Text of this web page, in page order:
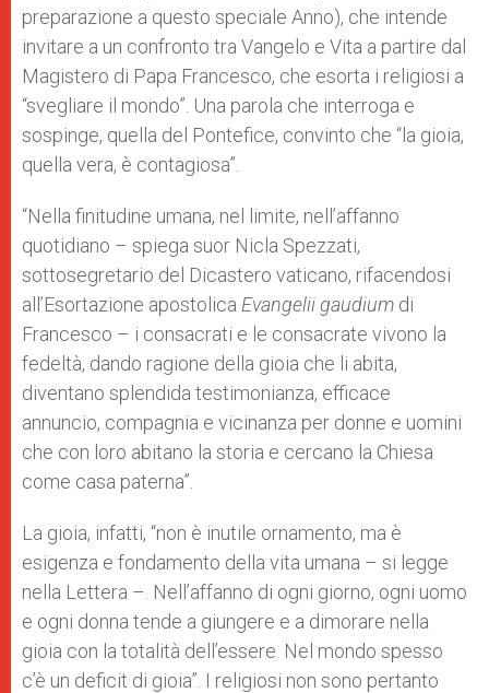
preparazione a questo speciale Anno), che intende
invitare a un confronto tra Vangelo e Vita a partire dal
Magistero di Papa Francesco, che esorta i religiosi a
“svegliare il mondo”. Una parola che interroga e
sospinge, quella del Pontefice, convinto che “la gioia,
quella vera, è contagiosa”.
“Nella finitudine umana, nel limite, nell’affanno
quotidiano – spiega suor Nicla Spezzati,
sottosegretario del Dicastero vaticano, rifacendosi
all’Esortazione apostolica Evangelii gaudium di
Francesco – i consacrati e le consacrate vivono la
fedeltà, dando ragione della gioia che li abita,
diventano splendida testimonianza, efficace
annuncio, compagnia e vicinanza per donne e uomini
che con loro abitano la storia e cercano la Chiesa
come casa paterna”.
La gioia, infatti, “non è inutile ornamento, ma è
esigenza e fondamento della vita umana – si legge
nella Lettera –. Nell’affanno di ogni giorno, ogni uomo
e ogni donna tende a giungere e a dimorare nella
gioia con la totalità dell’essere. Nel mondo spesso
c’è un deficit di gioia”. I religiosi non sono pertanto